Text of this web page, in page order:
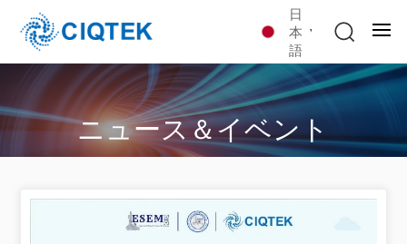
日
本
語
ニュース＆イベント